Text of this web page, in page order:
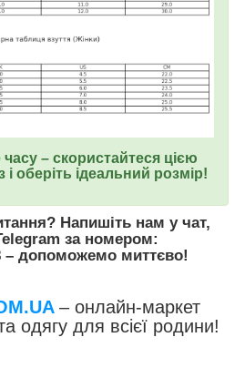
– скористайтеся цією
і оберіть ідеальний розмір!
Напишіть нам у чат,
за номером:
– допоможемо миттєво!
– онлайн-маркет
одягу для всієї родини!